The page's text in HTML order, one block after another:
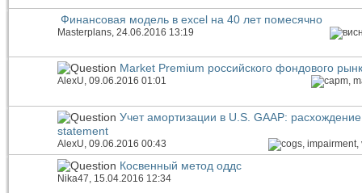
Финансовая модель в excel на 40 лет помесячно
Masterplans, 24.06.2016 13:19
Market Premium российского фондового
AlexU, 09.06.2016 01:01
Учет амортизации в U.S. GAAP:
statement
AlexU, 09.06.2016 00:43
Косвенный метод оддс
Nika47, 15.04.2016 12:34